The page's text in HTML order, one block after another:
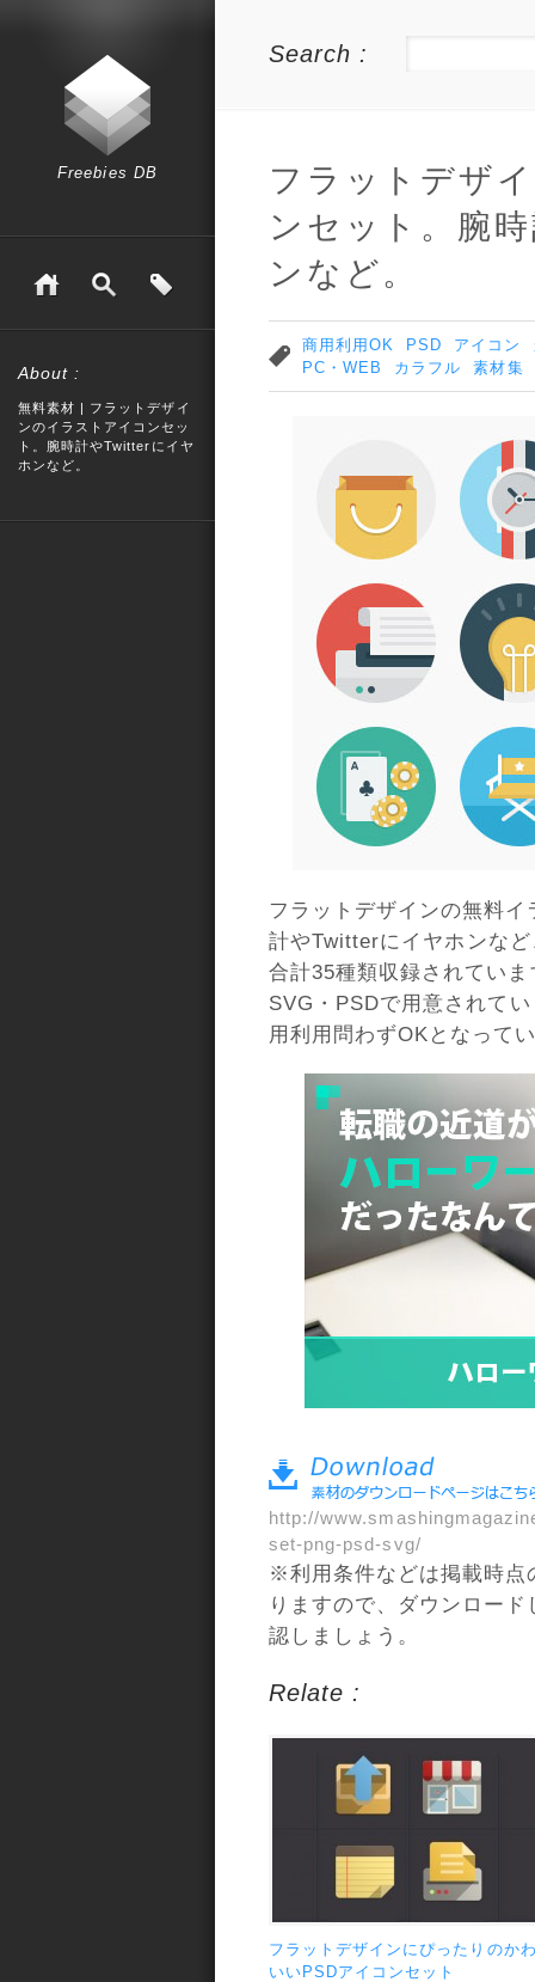
Freebies DB
About :
無料素材 | フラットデザイ
ンのイラストアイコンセッ
ト。腕時計やTwitterにイヤ
ホンなど。
Search :
フラットデザ
ンセット。腕
ンなど。
商用利用OK PSD アイコン
PC・WEB
カラフル 素材集
フラットデザインの無料
計やTwitterにイヤホンな
合計35種類収録されてい
SVG・PSDで用意されて
用利用問わずOKとなって
http://
set-png-psd-svg/
※利用条件などは掲載時点
りますので、ダウンロー
認しましょう。
Relate :
フラットデザインにぴったりのか
いいPSDアイコンセット